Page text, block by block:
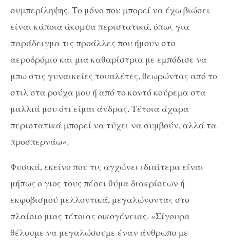
συμπερίληψης. Το μόνο που μπορεί να έχω βιώσει
είναι κάποια άκομψα περιστατικά, όπως για
παράδειγμα τις προάλλες που ήμουν στο
αεροδρόμιο και μια καθαρίστρια με εμπόδισε να
μπω στις γυναικείες τουαλέτες, θεωρώντας από το
στιλ στα ρούχα μου ή από το κοντό κούρεμα στα
μαλλιά μου ότι είμαι άνδρας. Τέτοια άχαρα
περιστατικά μπορεί να τύχει να συμβούν, αλλά τα
προσπερνάω».
Φυσικά, εκείνο που τις αγχώνει ιδιαίτερα είναι
μήπως ο γιος τους πέσει θύμα διακρίσεων ή
εκφοβισμού μελλοντικά, μεγαλώνοντας στο
πλαίσιο μιας τέτοιας οικογένειας. «Σίγουρα
θέλουμε να μεγαλώσουμε έναν άνθρωπο με